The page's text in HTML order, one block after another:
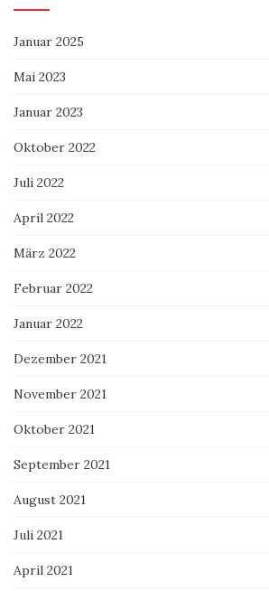
Januar 2025
Mai 2023
Januar 2023
Oktober 2022
Juli 2022
April 2022
März 2022
Februar 2022
Januar 2022
Dezember 2021
November 2021
Oktober 2021
September 2021
August 2021
Juli 2021
April 2021